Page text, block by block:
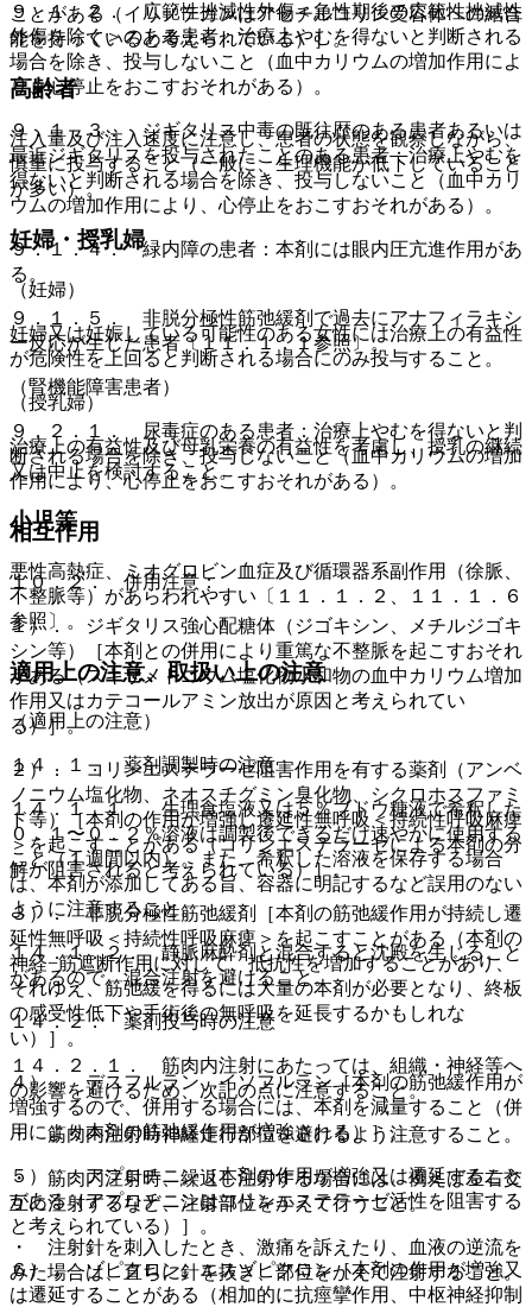
ことがある（イリノテカンはアセチルコリン受容体への結合
能を持っていると考えられている）］。
高齢者
注入量及び注入速度に注意し、患者の状態を観察しながら、
慎重に投与すること（一般に、生理機能が低下していること
が多い）。
妊婦・授乳婦
（妊婦）
妊婦又は妊娠している可能性のある女性には治療上の有益性
が危険性を上回ると判断される場合にのみ投与すること。
（授乳婦）
治療上の有益性及び母乳栄養の有益性を考慮し、授乳の継続
又は中止を検討すること。
小児等
悪性高熱症、ミオグロビン血症及び循環器系副作用（徐脈、
不整脈等）があらわれやすい〔１１．１．２、１１．１．６
参照〕。
適用上の注意、取扱い上の注意
（適用上の注意）
１４．１． 薬剤調製時の注意
１４．１．１． 生理食塩液又は５％ブドウ糖液で希釈した
０．１〜０．２％溶液は調製後できるだけ速やかに使用する
こと（１週間以内）。また、希釈した溶液を保存する場合
は、本剤が添加してある旨、容器に明記するなど誤用のない
ように注意すること。
１４．１．２． 静脈麻酔剤と混合すると沈殿を生じること
があるので、混合注射を避けること。
１４．２． 薬剤投与時の注意
１４．２．１． 筋肉内注射にあたっては、組織・神経等へ
の影響を避けるため、次記の点に注意すること。
・ 筋肉内注射時神経走行部位を避けるよう注意すること。
・ 筋肉内注射時、繰返し注射する場合には、例えば左右交
互に注射するなど、注射部位をかえて行うこと。
・ 注射針を刺入したとき、激痛を訴えたり、血液の逆流を
みた場合は、直ちに針を抜き、部位をかえて注射すること。
９．１．２． 広範性挫滅性外傷＜急性期後の広範性挫滅性
外傷を除く＞のある患者：治療上やむを得ないと判断される
場合を除き、投与しないこと（血中カリウムの増加作用によ
り、心停止をおこすおそれがある）。
９．１．３． ジギタリス中毒の既往歴のある患者あるいは
最近ジギタリスを投与されたことのある患者：治療上やむを
得ないと判断される場合を除き、投与しないこと（血中カリ
ウムの増加作用により、心停止をおこすおそれがある）。
９．１．４． 緑内障の患者：本剤には眼内圧亢進作用があ
る。
９．１．５． 非脱分極性筋弛緩剤で過去にアナフィラキシ
ー反応が生じた患者〔１１．１．１参照〕。
（腎機能障害患者）
９．２．１． 尿毒症のある患者：治療上やむを得ないと判
断される場合を除き、投与しないこと（血中カリウムの増加
作用により、心停止をおこすおそれがある）。
相互作用
１０．２． 併用注意：
１）． ジギタリス強心配糖体（ジゴキシン、メチルジゴキ
シン等）［本剤との併用により重篤な不整脈を起こすおそれ
がある（スキサメトニウム塩化物水和物の血中カリウム増加
作用又はカテコールアミン放出が原因と考えられてい
る）］。
２）． コリンエステラーゼ阻害作用を有する薬剤（アンベ
ノニウム塩化物、ネオスチグミン臭化物、シクロホスファミ
ド等）［本剤の作用が増強し遷延性無呼吸＜持続性呼吸麻痺
＞を起こすことがある（コリンエステラーゼによる本剤の分
解が阻害されると考えられている）］。
３）． 非脱分極性筋弛緩剤［本剤の筋弛緩作用が持続し遷
延性無呼吸＜持続性呼吸麻痺＞を起こすことがある（本剤の
神経−筋遮断作用に対して、抵抗性を増加することがあり、
それゆえ、筋弛緩を得るには大量の本剤が必要となり、終板
の感受性低下や手術後の無呼吸を延長するかもしれな
い）］。
４）． デスフルラン、イソフルラン［本剤の筋弛緩作用が
増強するので、併用する場合には、本剤を減量すること（併
用により本剤の筋弛緩作用が増強される）］。
５）． アプロチニン［本剤の作用が増強又は遷延すること
がある（アプロチニンはコリンエステラーゼ活性を阻害する
と考えられている）］。
６）． ゾピクロン、エスゾピクロン［本剤の作用が増強又
は遷延することがある（相加的に抗痙攣作用、中枢神経抑制